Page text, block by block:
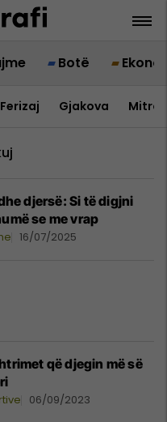
Botë
Ferizaj Gjakova
djersë: Si të digjni
se me vrap
16/07/2025
që djegin më së
06/09/2023